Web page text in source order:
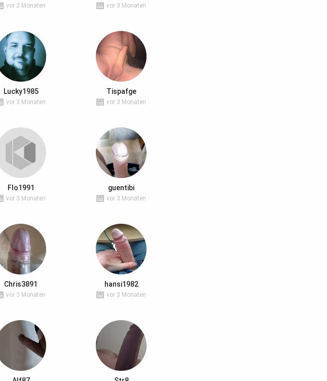
vor 2 Monaten vor 3 Monaten
Lucky1985
vor 3 Monaten
Tispafge
vor 3 Monaten
Flo1991
vor 3 Monaten
guentibi
vor 3 Monaten
Chris3891
vor 3 Monaten
hansi1982
vor 3 Monaten